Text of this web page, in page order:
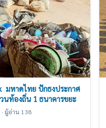
 มหาดไทย ปักธงประกาศ
นท้องถิ่น 1 ธนาคารขยะ
ผู้อ่าน 138